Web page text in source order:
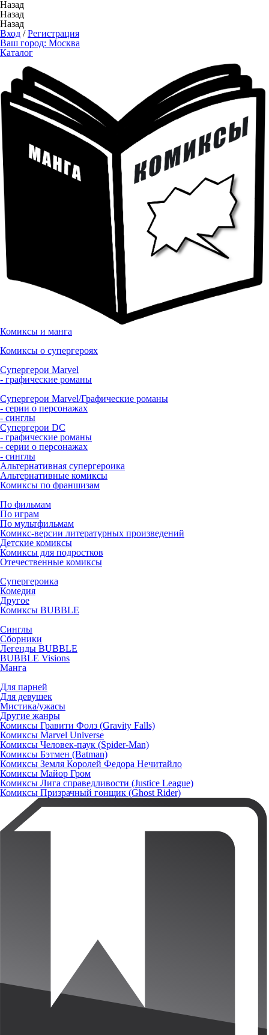
Назад
Назад
Назад
Вход /Регистрация
Ваш город: Москва
Каталог
Комиксы и манга
Комиксы о супергероях
Супергерои Marvel
- графические романы
Супергерои Marvel/Графические романы
- серии о персонажах
- синглы
Супергерои DC
- графические романы
- серии о персонажах
- синглы
Альтернативная супергероика
Альтернативные комиксы
Комиксы по франшизам
По фильмам
По играм
По мультфильмам
Комикс-версии литературных произведений
Детские комиксы
Комиксы для подростков
Отечественные комиксы
Супергероика
Комедия
Другое
Комиксы BUBBLE
Синглы
Сборники
Легенды BUBBLE
BUBBLE Visions
Манга
Для парней
Для девушек
Мистика/ужасы
Другие жанры
Комиксы Гравити Фолз (Gravity Falls)
Комиксы Marvel Universe
Комиксы Человек-паук (Spider-Man)
Комиксы Бэтмен (Batman)
Комиксы Земля Королей Федора Нечитайло
Комиксы Майор Гром
Комиксы Лига справедливости (Justice League)
Комиксы Призрачный гонщик (Ghost Rider)